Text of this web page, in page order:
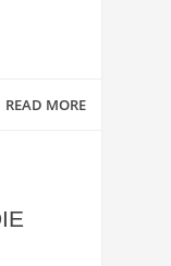
READ MORE